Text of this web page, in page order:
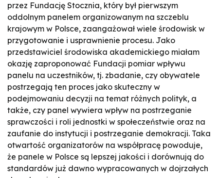
przez Fundację Stocznia, który był pierwszym
oddolnym panelem organizowanym na szczeblu
krajowym w Polsce, zaangażował wiele środowisk w
przygotowanie i usprawnienie procesu. Jako
przedstawiciel środowiska akademickiego miałam
okazję zaproponować Fundacji pomiar wpływu
panelu na uczestników, tj. zbadanie, czy obywatele
postrzegają ten proces jako skuteczny w
podejmowaniu decyzji na temat różnych polityk, a
także, czy panel wywiera wpływ na postrzeganie
sprawczości i roli jednostki w społeczeństwie oraz na
zaufanie do instytucji i postrzeganie demokracji. Taka
otwartość organizatorów na współpracę powoduje,
że panele w Polsce są lepszej jakości i dorównują do
standardów już dawno wypracowanych w dojrzałych